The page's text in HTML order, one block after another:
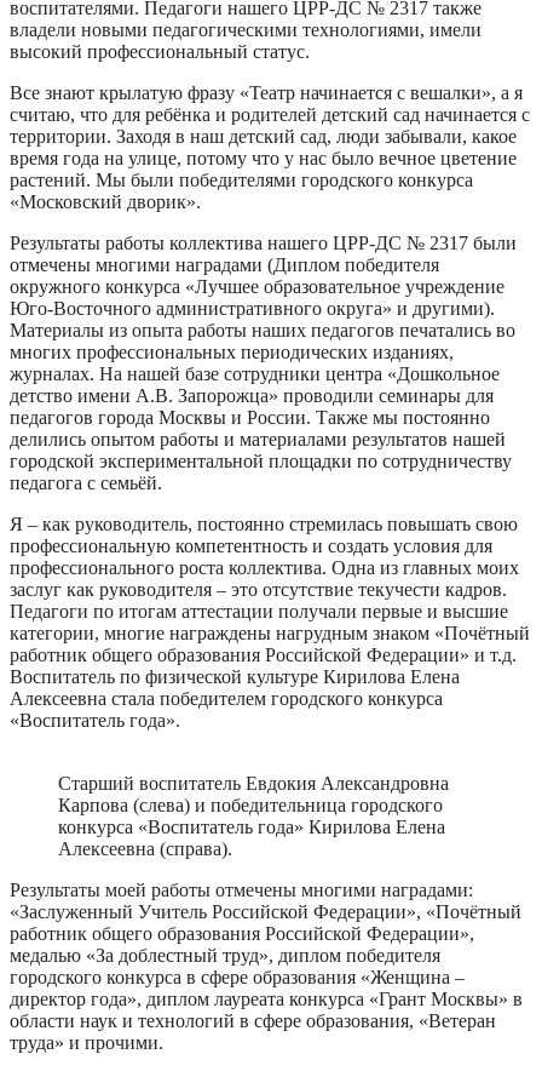
воспитателями. Педагоги нашего ЦРР-ДС № 2317 также
владели новыми педагогическими технологиями, имели
высокий профессиональный статус.
Все знают крылатую фразу «Театр начинается с вешалки», а я
считаю, что для ребёнка и родителей детский сад начинается с
территории. Заходя в наш детский сад, люди забывали, какое
время года на улице, потому что у нас было вечное цветение
растений. Мы были победителями городского конкурса
«Московский дворик».
Результаты работы коллектива нашего ЦРР-ДС № 2317 были
отмечены многими наградами (Диплом победителя
окружного конкурса «Лучшее образовательное учреждение
Юго-Восточного административного округа» и другими).
Материалы из опыта работы наших педагогов печатались во
многих профессиональных периодических изданиях,
журналах. На нашей базе сотрудники центра «Дошкольное
детство имени А.В. Запорожца» проводили семинары для
педагогов города Москвы и России. Также мы постоянно
делились опытом работы и материалами результатов нашей
городской экспериментальной площадки по сотрудничеству
педагога с семьёй.
Я – как руководитель, постоянно стремилась повышать свою
профессиональную компетентность и создать условия для
профессионального роста коллектива. Одна из главных моих
заслуг как руководителя – это отсутствие текучести кадров.
Педагоги по итогам аттестации получали первые и высшие
категории, многие награждены нагрудным знаком «Почётный
работник общего образования Российской Федерации» и т.д.
Воспитатель по физической культуре Кирилова Елена
Алексеевна стала победителем городского конкурса
«Воспитатель года».
Старший воспитатель Евдокия Александровна
Карпова (слева) и победительница городского
конкурса «Воспитатель года» Кирилова Елена
Алексеевна (справа).
Результаты моей работы отмечены многими наградами:
«Заслуженный Учитель Российской Федерации», «Почётный
работник общего образования Российской Федерации»,
медалью «За доблестный труд», диплом победителя
городского конкурса в сфере образования «Женщина –
директор года», диплом лауреата конкурса «Грант Москвы» в
области наук и технологий в сфере образования, «Ветеран
труда» и прочими.